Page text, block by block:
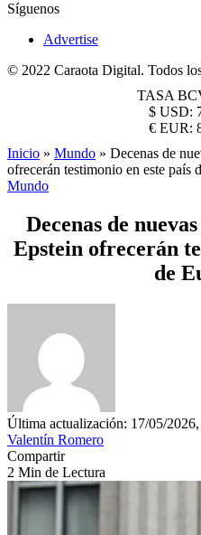
Síguenos
Advertise
© 2022 Caraota Digital. Todos
TASA
$ USD:
€ EUR:
Inicio » Mundo » Decenas de
ofrecerán testimonio en este país
Mundo
Decenas de
Epstein ofrecerán
de
Última actualización: 17/05/
Valentín Romero
Compartir
2 Min de Lectura